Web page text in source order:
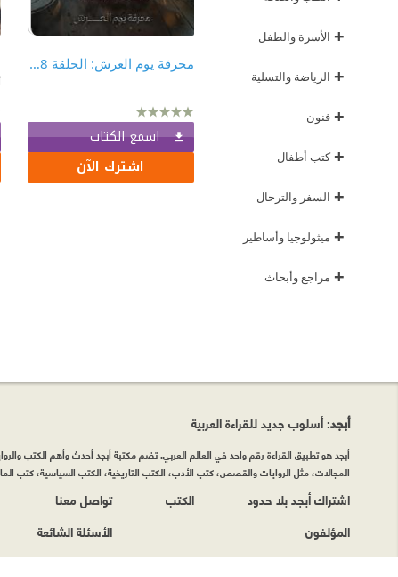
+ الأسرة والطفل
+ الرياضة والتسلية
+ فنون
+كتب أطفال
+ السفر والترحال
+ ميثولوجيا وأساطير
+ مراجع وأبحاث
محرقة يوم العرش: الحلقة 8 - العائد
اسمع الكتاب
اشترك الآن
أبجد: أسلوب جديد للقراءة العربية
أبجد هو تطبيق القراءة رقم واحد في العالم العربي. تضم مكتبة أبجد أحدث وأهم الكتب
المجالات، مثل الروايات والقصص، كتب الأدب، الكتب التاريخية، الكتب السياسية، كتب
اشتراك أبجد بلا حدود
المؤلفون
الكتب
تواصل معنا
الأسئلة الشائعة